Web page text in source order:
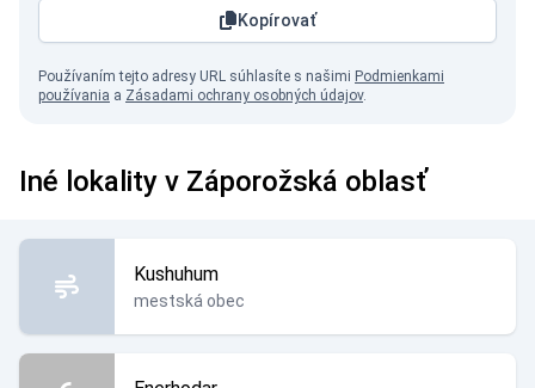
Kopírovať
Používaním tejto adresy URL súhlasíte s našimi Podmienkami
používania a Zásadami ochrany osobných údajov.
Iné lokality v Záporožská oblasť
Kushuhum
mestská obec